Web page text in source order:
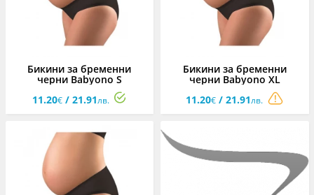
Бикини за бременни
черни Babyono S
11.20€ / 21.91лв.
Бикини за бременни
черни Babyono XL
11.20€ / 21.91лв.